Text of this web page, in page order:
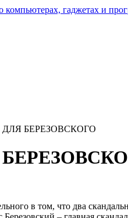
гаджетах и
БЕРЕЗОВСКОГО
в том, что два